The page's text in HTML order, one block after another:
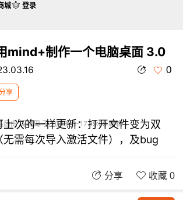
mind+制作一个电脑桌面 3.0
0
享
后由 涛靖周 于 2023-3-17 19:59 编辑
上次的一样更新：打开文件变为双
无需每次导入激活文件），及bug
分享 收藏 0
城 登录